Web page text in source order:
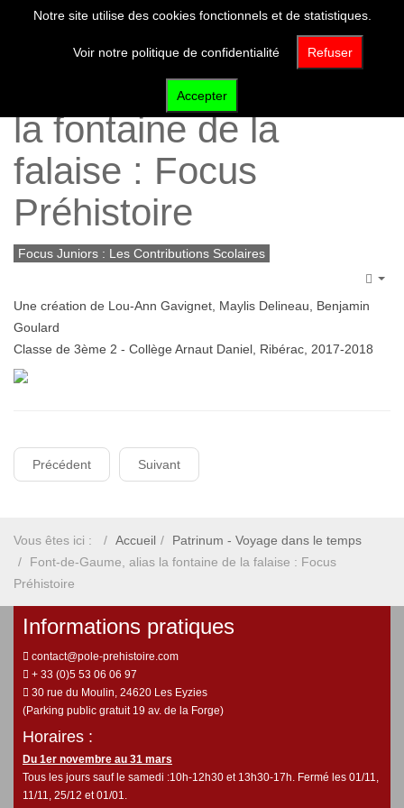
Font-de-Gaume, alias
la fontaine de la
falaise : Focus
Préhistoire
Focus Juniors : Les Contributions Scolaires
Une création de Lou-Ann Gavignet, Maylis Delineau, Benjamin
Goulard
Classe de 3ème 2 - Collège Arnaut Daniel, Ribérac, 2017-2018
Précédent Suivant
Vous êtes ici : Accueil
Patrinum - Voyage dans le temps
Font-de-Gaume, alias la fontaine de la falaise : Focus
Préhistoire
Informations pratiques
contact@pole-prehistoire.com
+ 33 (0)5 53 06 06 97
30 rue du Moulin, 24620 Les Eyzies
(Parking public gratuit 19 av. de la Forge)
Horaires :
Du 1er novembre au 31 mars
Tous les jours sauf le samedi :10h-12h30 et 13h30-17h. Fermé les 01/11,
11/11, 25/12 et 01/01.
Notre site utilise des cookies fonctionnels et de statistiques.
Voir notre politique de confidentialité Refuser
Accepter